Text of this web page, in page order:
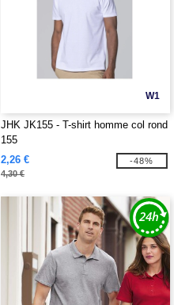
W1
JHK JK155 - T-shirt homme col rond
155
2,26 €
4,30 €
-48%